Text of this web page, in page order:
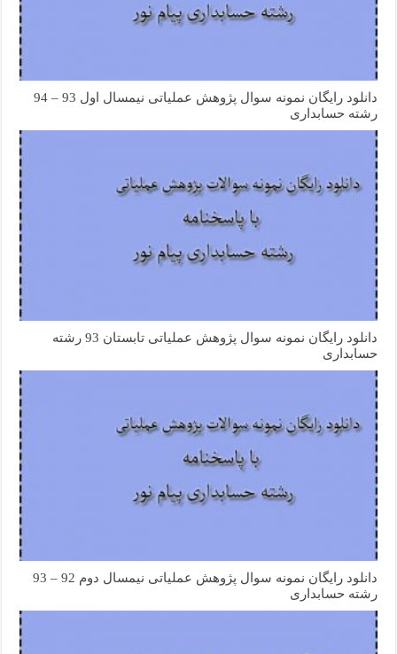
دانلود رایگان نمونه سوال پژوهش عملیاتی نیمسال اول 93 – 94
رشته حسابداری
دانلود رایگان نمونه سوال پژوهش عملیاتی تابستان 93 رشته
حسابداری
دانلود رایگان نمونه سوال پژوهش عملیاتی نیمسال دوم 92 – 93
رشته حسابداری